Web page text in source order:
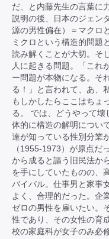
だ、と内藤先生の言葉
説明の後、日本のジェン
源の男性偏在）＝マクロ
ミクロという構造的問題
読み解くことが大切。そ
人に起きる問題。「これ
ー問題が本物になる。そ
る！」と言われて、あ、
もしかしたらここはちょ
る。 では、どうやって
体的に構造の解明につい
達が知っている性別分業
（1955-1973）が原点だ
から成ると謳う旧民法か
を手にしていたものの、
バイバル。仕事男と家事
よく、合理的だった。企
ゼロの男性を雇いたい。
性であり、その女性の育
校の家庭科が女子のみ必